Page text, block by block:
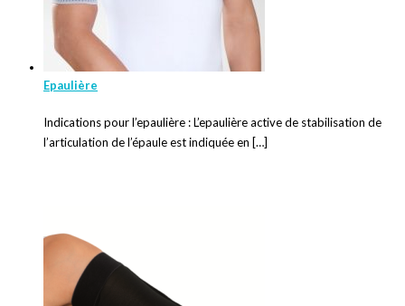
Epaulière
Indications pour l’epaulière : L’epaulière active de stabilisation de
l’articulation de l’épaule est indiquée en […]